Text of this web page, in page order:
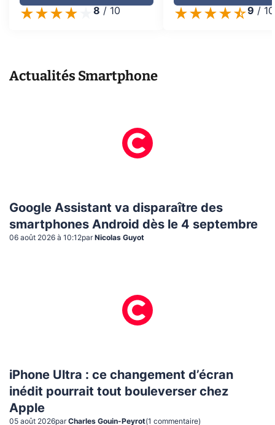
8 / 10
9 / 10
Actualités Smartphone
Google Assistant va disparaître des
smartphones Android dès le 4 septembre
06 août 2026 à 10:12par Nicolas Guyot
iPhone Ultra : ce changement d’écran
inédit pourrait tout bouleverser chez
Apple
05 août 2026par Charles Gouin-Peyrot(1 commentaire)